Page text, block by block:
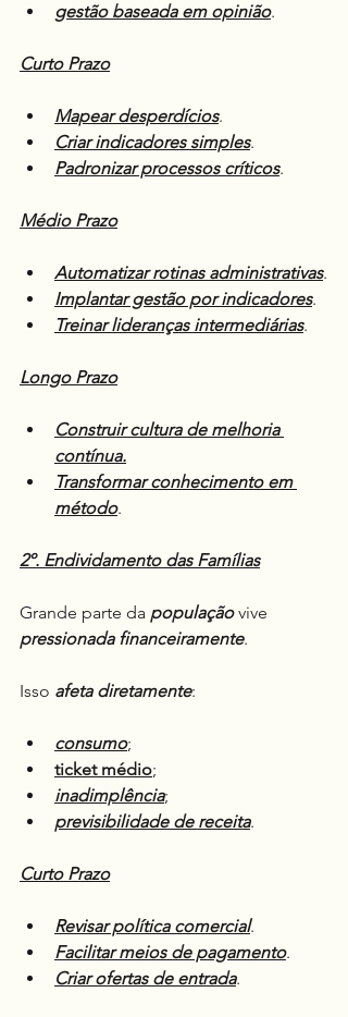
gestão baseada em opinião.
Curto Prazo
Mapear desperdícios.
Criar indicadores simples.
Padronizar processos críticos.
Médio Prazo
Automatizar rotinas administrativas.
Implantar gestão por indicadores.
Treinar lideranças intermediárias.
Longo Prazo
Construir cultura de melhoria
contínua.
Transformar conhecimento em
método.
2º. Endividamento das Famílias
Grande parte da população vive
pressionada financeiramente.
Isso afeta diretamente:
consumo;
ticket médio;
inadimplência;
previsibilidade de receita.
Curto Prazo
Revisar política comercial.
Facilitar meios de pagamento.
Criar ofertas de entrada.